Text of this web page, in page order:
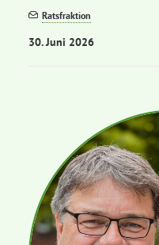
Ratsfraktion
30. Juni 2026